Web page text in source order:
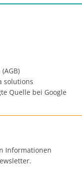
solutions
Quelle bei Google
Informationen